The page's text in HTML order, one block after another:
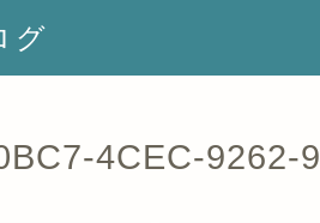
グ
4CEC-9262-